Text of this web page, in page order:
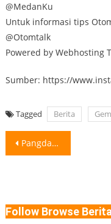
@MedanKu
Untuk informasi tips
@Otomtalk
Powered by Webhosting
Sumber: https://
Tagged Berita
Post
Pangdam I/BB dan Kapolda Sumut Berbagi 3.000 Paket Takjil Dalam semangat kepedulian
Follow Browse